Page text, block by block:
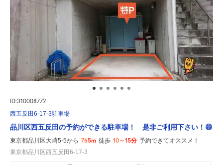
ID:310008772
西五反田6-17-3駐車場
品川区西五反田の予約ができる駐車場！ 是非ご利用下さい！😄
東京都品川区大崎5-5から 765m 徒歩 10～15分 予約できてオススメ！
東京都品川区西五反田6-17-3